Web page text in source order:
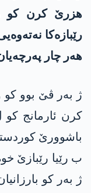
ھزرێ کرن کو
رێبازەکا
ھەر چار
ژ بەر ڤێ بوو کو
کرن ئارمانج
باشوورێ
ب رێیا رێبازێ
ژ بەر کو